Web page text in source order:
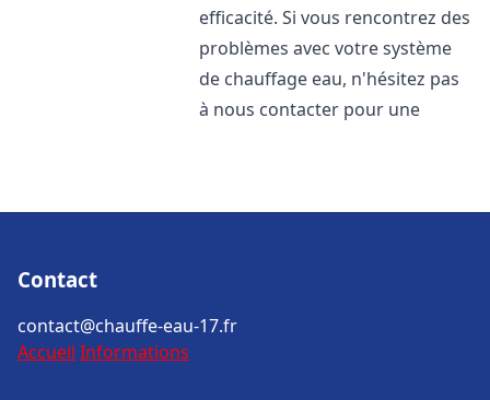
efficacité. Si vous rencontrez des
problèmes avec votre système
de chauffage eau, n'hésitez pas
à nous contacter pour une
Contact
contact@chauffe-eau-17.fr
Accueil Informations